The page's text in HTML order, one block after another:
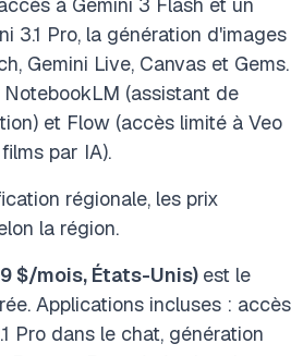
3.1 Pro, la génération d'images
Gemini Live, Canvas et Gems.
(assistant de
et Flow (accès limité à Veo
par IA).
régionale, les prix
la région.
$/mois, États-Unis) est le
Applications incluses : accès
Pro dans le chat, génération